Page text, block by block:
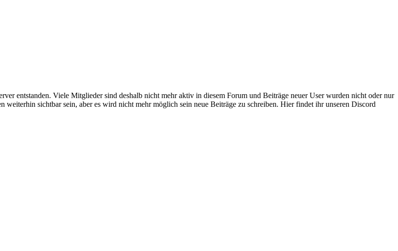
entstanden. Viele Mitglieder sind deshalb nicht mehr aktiv in diesem Forum und Beiträge neuer User wurden nicht oder nur
sichtbar sein, aber es wird nicht mehr möglich sein neue Beiträge zu schreiben. Hier findet ihr unseren Discord